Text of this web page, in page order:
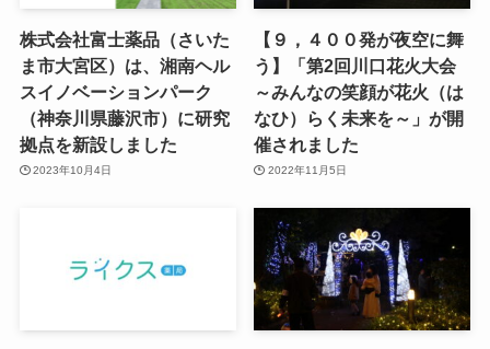
株式会社富士薬品（さいた
ま市大宮区）は、湘南ヘル
スイノベーションパーク
（神奈川県藤沢市）に研究
拠点を新設しました
2023年10月4日
【９，４００発が夜空に舞
う】「第2回川口花火大会
～みんなの笑顔が花火（は
なひ）らく未来を～」が開
催されました
2022年11月5日